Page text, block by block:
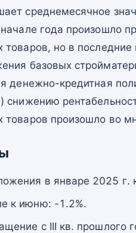
среднемесячное
года произошло
товаров, но в
базовых
денежно-кредитная
снижению
товаров произошло во
в январе 2025
к июню: -1.2%.
с III кв. прошлого